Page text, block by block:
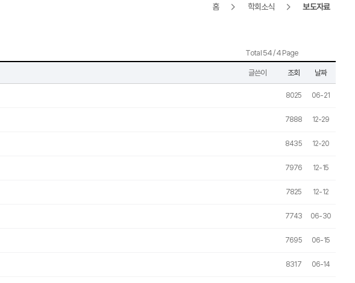
홈 학회소식 보도자료
Total 54 / 4 Page
글쓴이 조회 날짜
8025 06-21
7888 12-29
8435 12-20
7976 12-15
7825 12-12
7743 06-30
7695 06-15
8317 06-14